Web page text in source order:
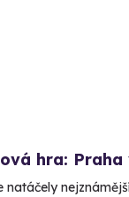
hra: Praha
natáčely